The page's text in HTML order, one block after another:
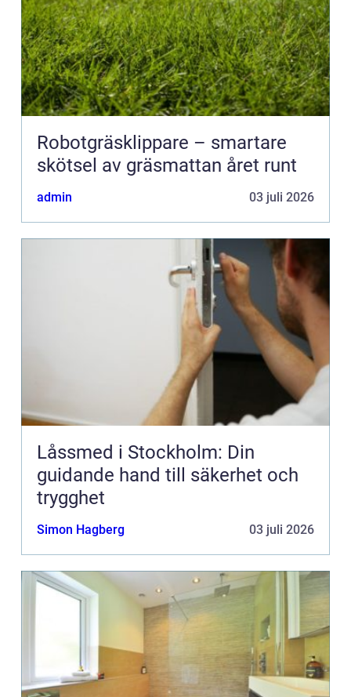
Robotgräsklippare – smartare
skötsel av gräsmattan året runt
admin 03 juli 2026
Låssmed i Stockholm: Din
guidande hand till säkerhet och
trygghet
Simon Hagberg 03 juli 2026